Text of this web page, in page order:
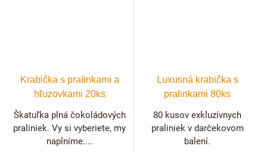
Krabička s pralinkami a
hľuzovkami 20ks
Škatuľka plná čokoládových
praliniek. Vy si vyberiete, my
naplníme....
Luxusná krabička s
pralinkami 80ks
80 kusov exkluzívnych
praliniek v darčekovom
balení.